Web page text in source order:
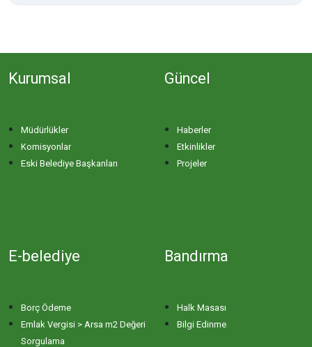
Kurumsal
Müdürlükler
Komisyonlar
Eski Belediye Başkanları
Güncel
Haberler
Etkinlikler
Projeler
E-belediye
Borç Ödeme
Emlak Vergisi > Arsa m2 Değeri
Sorgulama
Bandırma
Halk Masası
Bilgi Edinme